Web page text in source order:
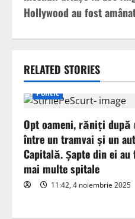
o
s
n
a
v
i
g
Hollywood au fost
RELATED STORIES
Politic
Opt oameni, răniți după
între un tramvai și un
Capitală. Șapte din ei
mai multe spitale
11:42, 4 noiembrie 2025